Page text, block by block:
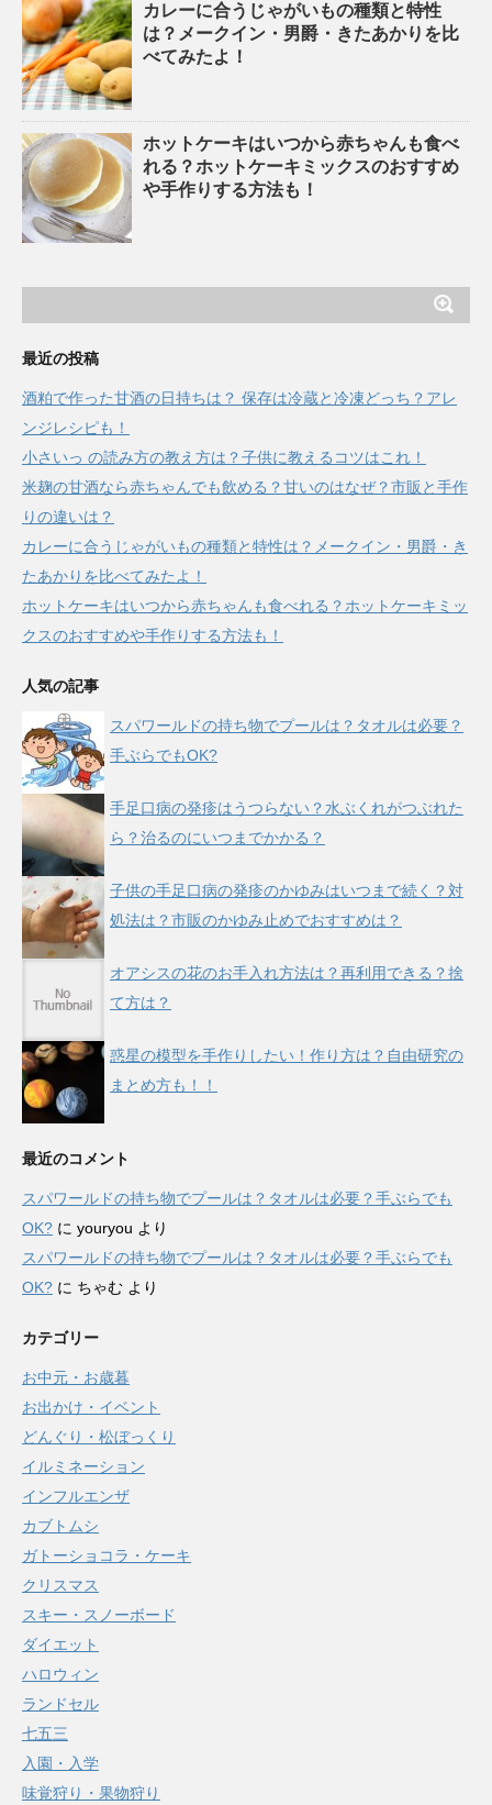
カレーに合うじゃがいもの種類と特性
は？メークイン・男爵・きたあかりを比
べてみたよ！
ホットケーキはいつから赤ちゃんも食べ
れる？ホットケーキミックスのおすすめ
や手作りする方法も！
最近の投稿
酒粕で作った甘酒の日持ちは？ 保存は冷蔵と冷凍どっち？アレ
ンジレシピも！
小さいっ の読み方の教え方は？子供に教えるコツはこれ！
米麹の甘酒なら赤ちゃんでも飲める？甘いのはなぜ？市販と手作
りの違いは？
カレーに合うじゃがいもの種類と特性は？メークイン・男爵・き
たあかりを比べてみたよ！
ホットケーキはいつから赤ちゃんも食べれる？ホットケーキミッ
クスのおすすめや手作りする方法も！
人気の記事
スパワールドの持ち物でプールは？タオルは必要？
手ぶらでもOK?
手足口病の発疹はうつらない？水ぶくれがつぶれた
ら？治るのにいつまでかかる？
子供の手足口病の発疹のかゆみはいつまで続く？対
処法は？市販のかゆみ止めでおすすめは？
オアシスの花のお手入れ方法は？再利用できる？捨
て方は？
惑星の模型を手作りしたい！作り方は？自由研究の
まとめ方も！！
最近のコメント
スパワールドの持ち物でプールは？タオルは必要？手ぶらでも
OK? に youryou より
スパワールドの持ち物でプールは？タオルは必要？手ぶらでも
OK? に ちゃむ より
カテゴリー
お中元・お歳暮
お出かけ・イベント
どんぐり・松ぼっくり
イルミネーション
インフルエンザ
カブトムシ
ガトーショコラ・ケーキ
クリスマス
スキー・スノーボード
ダイエット
ハロウィン
ランドセル
七五三
入園・入学
味覚狩り・果物狩り